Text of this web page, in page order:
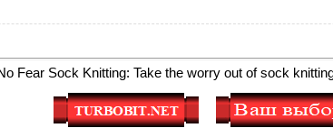
Fear Sock Knitting: Take the worry out of sock